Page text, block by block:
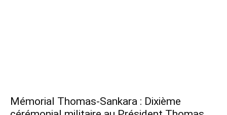
Mémorial Thomas-Sankara : Dixième